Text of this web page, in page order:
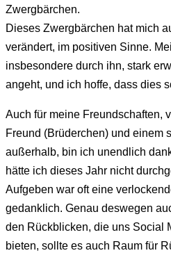
Zwergbärchen.
Dieses Zwergbärchen hat mich
verändert, im positiven Sinne.
insbesondere durch ihn, stark
angeht, und ich hoffe, dass dies
Auch für meine Freundschaften,
Freund (Brüderchen) und einem
außerhalb, bin ich unendlich
hätte ich dieses Jahr nicht
Aufgeben war oft eine
gedanklich. Genau deswegen
den Rückblicken, die uns Social
bieten, sollte es auch Raum für